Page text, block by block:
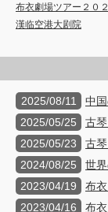
布衣劇場ツアー２０
漢临空港大剧院
2025/08/11
中
2025/05/25
古
2025/05/23
古
2024/08/25
世
2023/04/19
布
2023/04/16
布